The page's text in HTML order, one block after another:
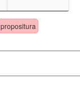
propositura